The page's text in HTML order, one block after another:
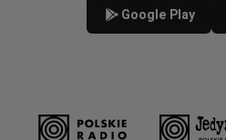
Google Play